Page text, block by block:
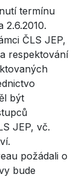
termínu
2.6.2010.
ČLS JEP,
respektování
být
JEP, vč.
požádali o
bude